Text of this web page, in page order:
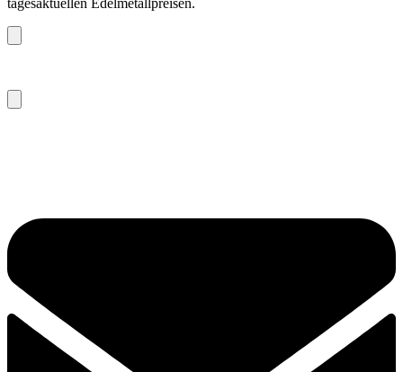
tagesaktuellen Edelmetallpreisen.